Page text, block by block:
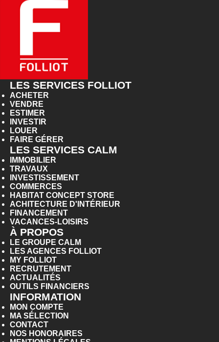
LES SERVICES FOLLIOT
ACHETER
VENDRE
ESTIMER
INVESTIR
LOUER
FAIRE GÉRER
LES SERVICES CALM
IMMOBILIER
TRAVAUX
INVESTISSEMENT
COMMERCES
HABITAT CONCEPT STORE
ACHITECTURE D'INTÉRIEUR
FINANCEMENT
VACANCES-LOISIRS
À PROPOS
LE GROUPE CALM
LES AGENCES FOLLIOT
MY FOLLIOT
RECRUTEMENT
ACTUALITÉS
OUTILS FINANCIERS
INFORMATION
MON COMPTE
MA SÉLECTION
CONTACT
NOS HONORAIRES